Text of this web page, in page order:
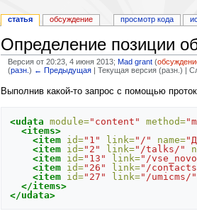
Определение позиции
Версия от 20:23, 4 июня 2013;Mad grant (
(разн.) ← Предыдущая | Текущая версия (разн.) |
Выполнив какой-то запрос с помощью
<udata module="content" method=
<items>
<item id="1" link="/" name=
<item id="2" link="/talks/"
<item id="13" link="/
<item id="26" link="/
<item id="27" link="/umicms/"
</items>
</udata>
статья обсуждение просмотр кода